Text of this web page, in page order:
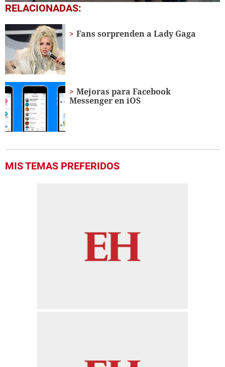
0
of
minute,
56
seconds
RELACIONADAS:
Fans sorprenden a Lady Gaga
Mejoras para Facebook
Messenger en iOS
MIS TEMAS PREFERIDOS